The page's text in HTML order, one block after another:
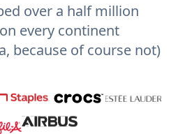
over a half million
every continent
because of course not)